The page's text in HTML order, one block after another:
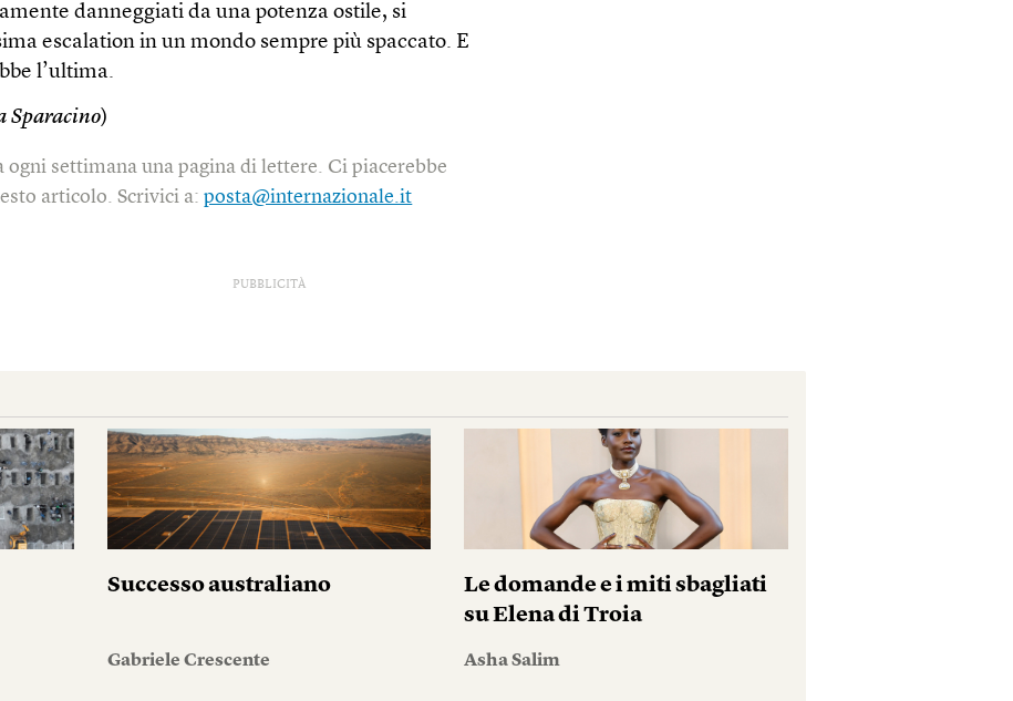
danneggiati da una potenza ostile, si
escalation in un mondo sempre più spaccato. E
l’ultima.
Sparacino)
settimana una pagina di lettere. Ci piacerebbe
articolo. Scrivici a:posta@internazionale.it
PUBBLICITÀ
Successo australiano
Gabriele Crescente
Le domande e i miti sbagliati
su Elena di Troia
Asha Salim